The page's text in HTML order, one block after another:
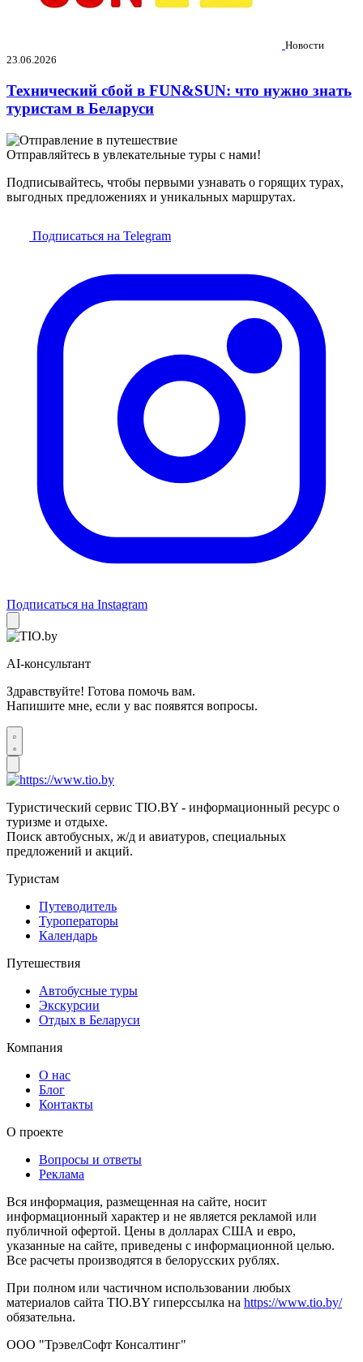
Новости
23.06.2026
Технический сбой в FUN&SUN: что нужно знать
туристам в Беларуси
Отправляйтесь в увлекательные туры с нами!
Подписывайтесь, чтобы первыми узнавать о горящих турах,
выгодных предложениях и уникальных маршрутах.
Подписаться на Telegram
Подписаться на Instagram
AI-консультант
Здравствуйте! Готова помочь вам.
Напишите мне, если у вас появятся вопросы.
Туристический сервис TIO.BY - информационный ресурс о
туризме и отдыхе.
Поиск автобусных, ж/д и авиатуров, специальных
предложений и акций.
Туристам
Путеводитель
Туроператоры
Календарь
Путешествия
Автобусные туры
Экскурсии
Отдых в Беларуси
Компания
О нас
Блог
Контакты
О проекте
Вопросы и ответы
Реклама
Вся информация, размещенная на сайте, носит
информационный характер и не является рекламой или
публичной офертой. Цены в долларах США и евро,
указанные на сайте, приведены с информационной целью.
Все расчеты производятся в белорусских рублях.
При полном или частичном использовании любых
материалов сайта TIO.BY гиперссылка на https://www.tio.by/
обязательна.
ООО "ТрэвелСофт Консалтинг"